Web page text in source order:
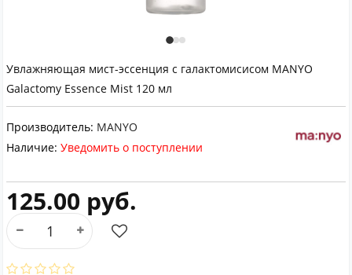
Увлажняющая мист-эссенция с галактомисисом MANYO
Galactomy Essence Mist 120 мл
Производитель: MANYO
Наличие: Уведомить о поступлении
125.00 руб.